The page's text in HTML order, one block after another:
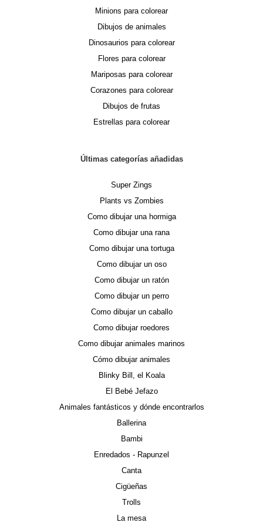
Minions para colorear
Dibujos de animales
Dinosaurios para colorear
Flores para colorear
Mariposas para colorear
Corazones para colorear
Dibujos de frutas
Estrellas para colorear
Últimas categorías añadidas
Super Zings
Plants vs Zombies
Como dibujar una hormiga
Como dibujar una rana
Como dibujar una tortuga
Como dibujar un oso
Como dibujar un ratón
Como dibujar un perro
Como dibujar un caballo
Como dibujar roedores
Como dibujar animales marinos
Cómo dibujar animales
Blinky Bill, el Koala
El Bebé Jefazo
Animales fantásticos y dónde encontrarlos
Ballerina
Bambi
Enredados - Rapunzel
Canta
Cigüeñas
Trolls
La mesa